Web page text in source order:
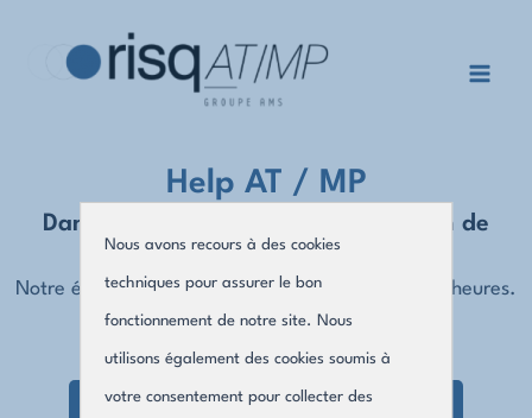
Nous avons recours à des cookies
techniques pour assurer le bon
fonctionnement de notre site. Nous
utilisons également des cookies soumis à
votre consentement pour collecter des
Help AT / MP
Dans quel domaine avez-vous besoin de
notre expertise ?
Notre équipe s’engage à vous contacter sous 24 heures.